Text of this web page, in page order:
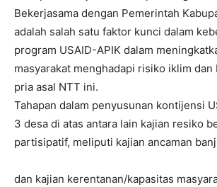
Bekerjasama dengan Pemerintah
adalah salah satu faktor kunci dalam
program USAID-APIK dalam
masyarakat menghadapi risiko iklim dan
pria asal NTT ini.
Tahapan dalam penyusunan kontijensi
3 desa di atas antara lain kajian resiko
partisipatif, meliputi kajian ancaman
dan kajian kerentanan/kapasitas